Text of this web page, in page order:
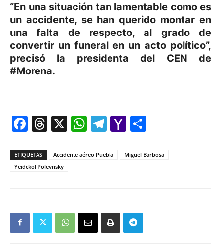
“En una situación tan lamentable como es
un accidente, se han querido montar en
una falta de respecto, al grado de
convertir un funeral en un acto político”,
precisó la presidenta del CEN de
#Morena.
Facebook
Threads
X WhatsApp
Telegram
Yahoo
ETIQUETAS Accidente aéreo Puebla
Miguel Barbosa
Yeidckol Polevnsky